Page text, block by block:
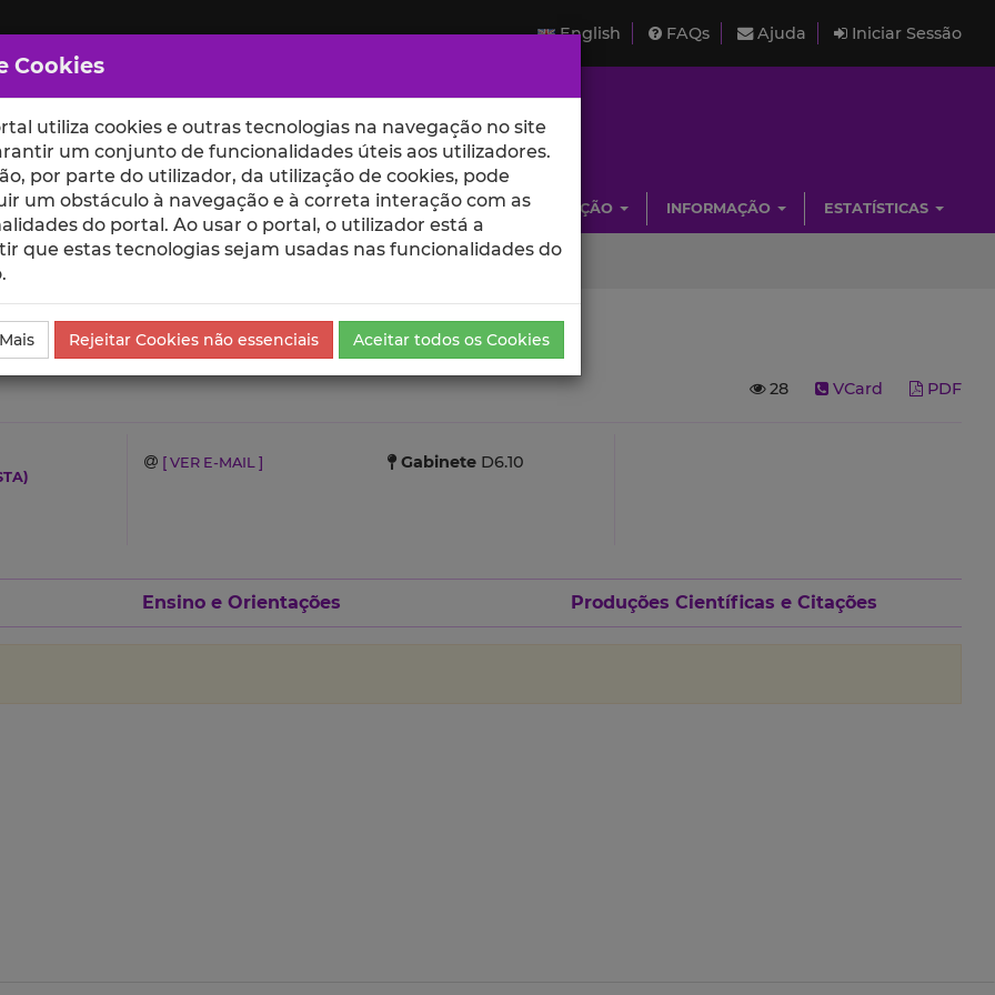
English FAQs Ajuda Iniciar Sessão
ESCOLAS UNIDADES INVESTIGAÇÃO INFORMAÇÃO ESTATÍSTICAS
28 VCard PDF
[ VER E-MAIL ] GabineteD6.10
Ensino e Orientações Produções Científicas e Citações
Cookies
utiliza cookies e outras tecnologias na navegação no site
um conjunto de funcionalidades úteis aos utilizadores.
por parte do utilizador, da utilização de cookies, pode
um obstáculo à navegação e à correta interação com as
do portal. Ao usar o portal, o utilizador está a
que estas tecnologias sejam usadas nas funcionalidades do
Rejeitar Cookies não essenciais Aceitar todos os Cookies